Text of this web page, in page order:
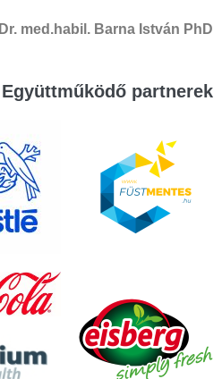
Dr. med.habil. Barna István PhD
Együttműködő partnerek